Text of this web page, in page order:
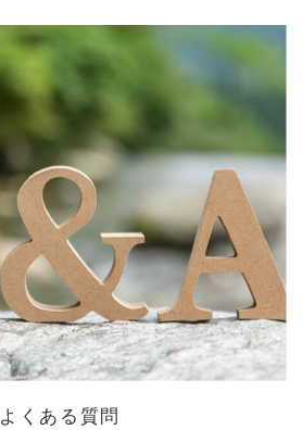
よくある質問